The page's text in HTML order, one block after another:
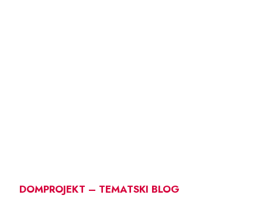
DOMPROJEKT – TEMATSKI BLOG